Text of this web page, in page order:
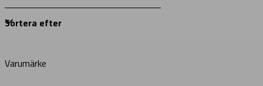
Varumärke